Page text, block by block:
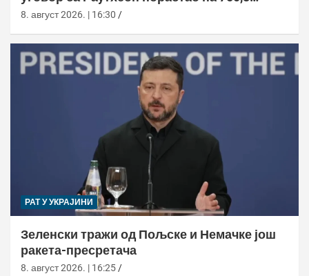
милиона долара
8. август 2026. | 16:30
РАТ У УКРАЈИНИ
Зеленски тражи од Пољске и Немачке још
ракета-пресретача
8. август 2026. | 16:25